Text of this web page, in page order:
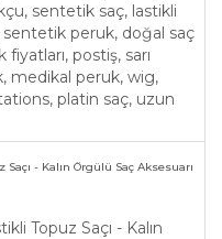
sentetik saç, lastikli
sentetik peruk, doğal saç
postiş, sarı
medikal peruk, wig,
platin saç, uzun
- Kalın Örgülü Saç Aksesuarı
Topuz Saçı - Kalın